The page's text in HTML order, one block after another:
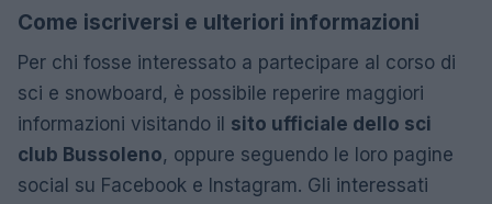
Come iscriversi e ulteriori informazioni
Per chi fosse interessato a partecipare al corso di
sci e snowboard, è possibile reperire maggiori
informazioni visitando il sito ufficiale dello sci
club Bussoleno, oppure seguendo le loro pagine
social su Facebook e Instagram. Gli interessati